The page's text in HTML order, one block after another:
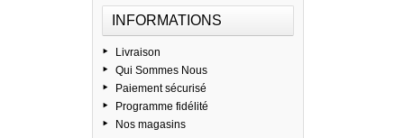
INFORMATIONS
Livraison
Qui Sommes Nous
Paiement sécurisé
Programme fidélité
Nos magasins